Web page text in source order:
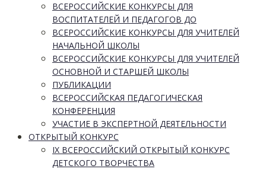
ВСЕРОССИЙСКИЕ КОНКУРСЫ ДЛЯ
ВОСПИТАТЕЛЕЙ И ПЕДАГОГОВ ДО
ВСЕРОССИЙСКИЕ КОНКУРСЫ ДЛЯ УЧИТЕЛЕЙ
НАЧАЛЬНОЙ ШКОЛЫ
ВСЕРОССИЙСКИЕ КОНКУРСЫ ДЛЯ УЧИТЕЛЕЙ
ОСНОВНОЙ И СТАРШЕЙ ШКОЛЫ
ПУБЛИКАЦИИ
ВСЕРОССИЙСКАЯ ПЕДАГОГИЧЕСКАЯ
КОНФЕРЕНЦИЯ
УЧАСТИЕ В ЭКСПЕРТНОЙ ДЕЯТЕЛЬНОСТИ
ОТКРЫТЫЙ КОНКУРС
IX ВСЕРОССИЙСКИЙ ОТКРЫТЫЙ КОНКУРС
ДЕТСКОГО ТВОРЧЕСТВА